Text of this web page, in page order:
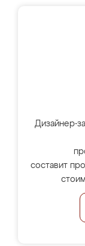
Дизайнер-
составит